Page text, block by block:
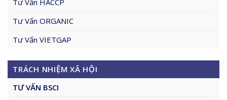
Tư Vấn HACCP
Tư Vấn ORGANIC
Tư Vấn VIETGAP
TRÁCH NHIỆM XÃ HỘI
TƯ VẤN BSCI